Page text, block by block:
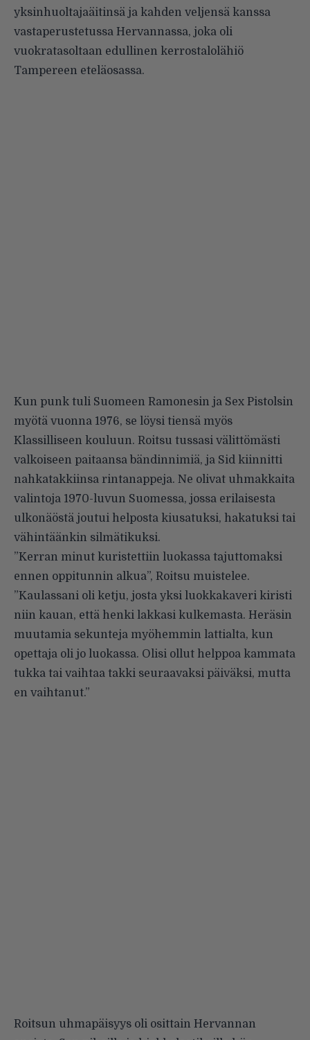
yksinhuoltajaäitinsä ja kahden veljensä kanssa
vastaperustetussa Hervannassa, joka oli
vuokratasoltaan edullinen kerrostalolähiö
Tampereen eteläosassa.
Kun punk tuli Suomeen Ramonesin ja Sex Pistolsin
myötä vuonna 1976, se löysi tiensä myös
Klassilliseen kouluun. Roitsu tussasi välittömästi
valkoiseen paitaansa bändinnimiä, ja Sid kiinnitti
nahkatakkiinsa rintanappeja. Ne olivat uhmakkaita
valintoja 1970-luvun Suomessa, jossa erilaisesta
ulkonäöstä joutui helposta kiusatuksi, hakatuksi tai
vähintäänkin silmätikuksi.
”Kerran minut kuristettiin luokassa tajuttomaksi
ennen oppitunnin alkua”, Roitsu muistelee.
”Kaulassani oli ketju, josta yksi luokkakaveri kiristi
niin kauan, että henki lakkasi kulkemasta. Heräsin
muutamia sekunteja myöhemmin lattialta, kun
opettaja oli jo luokassa. Olisi ollut helppoa kammata
tukka tai vaihtaa takki seuraavaksi päiväksi, mutta
en vaihtanut.”
Roitsun uhmapäisyys oli osittain Hervannan